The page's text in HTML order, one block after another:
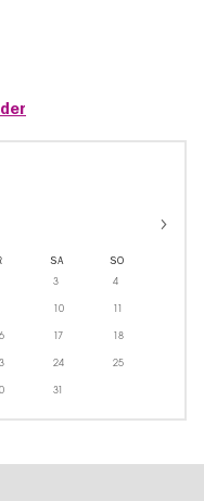
SA SO
3 4
10 11
17 18
24 25
31